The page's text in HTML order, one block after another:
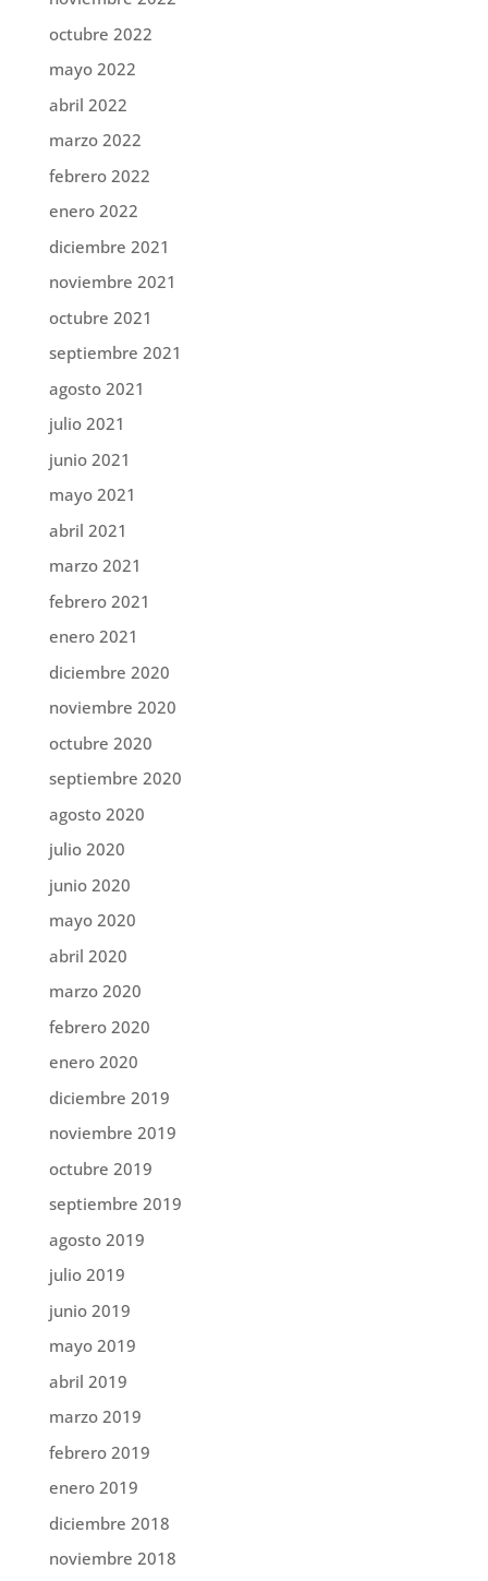
octubre 2022
mayo 2022
abril 2022
marzo 2022
febrero 2022
enero 2022
diciembre 2021
noviembre 2021
octubre 2021
septiembre 2021
agosto 2021
julio 2021
junio 2021
mayo 2021
abril 2021
marzo 2021
febrero 2021
enero 2021
diciembre 2020
noviembre 2020
octubre 2020
septiembre 2020
agosto 2020
julio 2020
junio 2020
mayo 2020
abril 2020
marzo 2020
febrero 2020
enero 2020
diciembre 2019
noviembre 2019
octubre 2019
septiembre 2019
agosto 2019
julio 2019
junio 2019
mayo 2019
abril 2019
marzo 2019
febrero 2019
enero 2019
diciembre 2018
noviembre 2018